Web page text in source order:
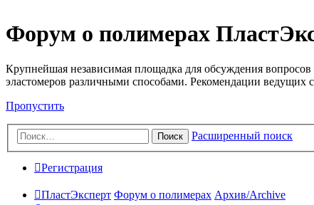
Форум о полимерах
Крупнейшая независимая площадка для обсуждения вопросов
эластомеров различными способами. Рекомендации ведущих
Пропустить
Поиск Расширенный поиск
Регистрация
ПластЭксперт Форум о полимерах Архив/Archive